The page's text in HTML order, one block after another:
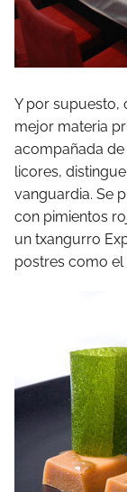
Y por supuesto,
mejor materia
acompañada
licores,
vanguardia. Se
con pimientos
un txangurro
postres como el